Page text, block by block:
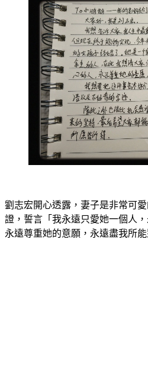
證，誓言「我永遠只愛她一個人
永遠尊重她的意願，永遠盡我所